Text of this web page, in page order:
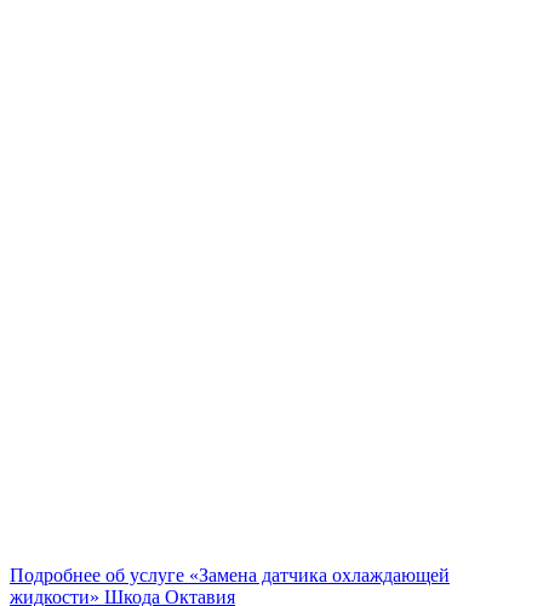
Подробнее об услуге «Замена датчика охлаждающей
жидкости» Шкода Октавия